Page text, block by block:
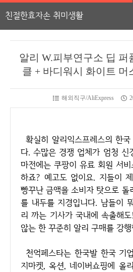
친절한효자손 취미생활
알리 W.피부연구소 딥 퍼
클 + 바디워시 화이트 머
해외직구/AliExpress
확실히 알리익스프레스의 한국 마케팅은 성공적입니
다. 수많은 경쟁 업체가 엄청 신
마전에는 쿠팡이 유료 회원 서
하죠? 예고도 없이요. 지들이
빵꾸난 금액을 소비자 탓으로 돌
를 내두를 지경입니다. 남들이
리 까는 기사가 국내에 속출해
않는 한 꾸준히 알리 구매를 강
천억페스타는 한국발 한국 기업이 쿠팡이나 11번가,
지마켓, 옥션, 네이버쇼핑에 올